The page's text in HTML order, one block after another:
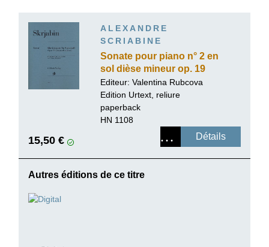
ALEXANDRE
SCRIABINE
Sonate pour piano n° 2 en
sol dièse mineur op. 19
(Sonate-Fantaisie)
Editeur: Valentina Rubcova
Edition Urtext, reliure
paperback
HN 1108
15,50 € Détails
Autres éditions de ce titre